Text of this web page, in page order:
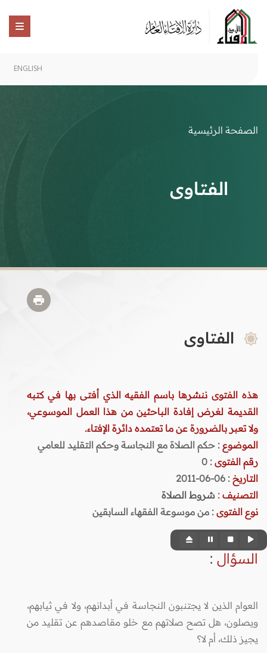
ENGLISH
الصفحة الرئيسية
الفتاوى
الفتاوى
هذه الفتوى ننشرها باسم الفقيه الذي أفتى بها في كتبه
القديمة لغرض إفادة الباحثين من هذا العمل الموسوعي،
ولا تعبر بالضرورة عن ما تعتمده دائرة الإفتاء.
الموضوع : حكم الصلاة مع النجاسة وحكم التقليد للعامي
رقم الفتوى :
0
التاريخ : 06-06-2011
التصنيف : شروط الصلاة
نوع الفتوى : من موسوعة الفقهاء السابقين
السؤال :
العوام الذين لا يجتنبون النجاسة في أبدانهم، ولا في ثيابهم،
ويصلون، هل تصح صلاتهم مع خلو مقاصدهم عن تقليد من
يجيز ذلك، أم لا؟